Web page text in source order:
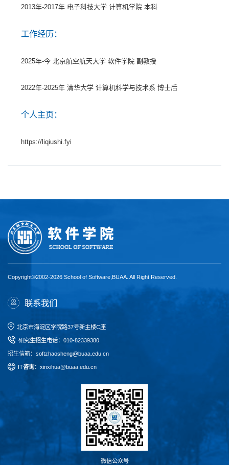
2013年-2017年 电子科技大学 计算机学院 本科
工作经历：
2025年-今 北京航空航天大学 软件学院 副教授
2022年-2025年 清华大学 计算机科学与技术系 博士后
个人主页：
https://liqiushi.fyi
Copyright©2002-2026 School of Software,BUAA. All Right Reserved.
微信公众号
联系我们
北京市海淀区学院路37号新主楼C座
研究生招生电话： 010-82339380
招生信箱：softzhaosheng@buaa.edu.cn
IT咨询：xinxihua@buaa.edu.cn